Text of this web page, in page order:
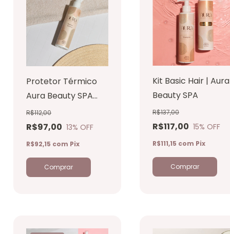
Protetor Térmico
Aura Beauty SPA
250ml
R$97,00
R$112,00
13% OFF
R$92,15 com Pix
Kit Basic Hair | Aura
Beauty SPA
R$117,00
R$137,00
15% OFF
R$111,15 com Pix